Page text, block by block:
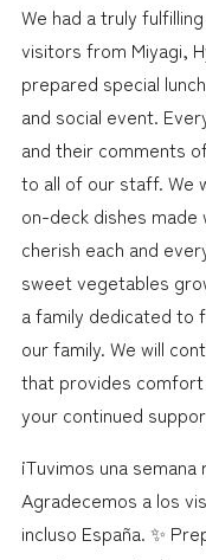
We had a truly
visitors from Miyagi,
prepared special
and social event.
and their comments
to all of our staff. We
on-deck dishes
cherish each and
sweet vegetables
a family dedicated to
our family. We will
that provides
your continued
¡Tuvimos una
Agradecemos a los
incluso España. ✨